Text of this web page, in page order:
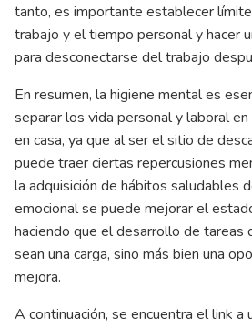
tanto, es importante establecer
trabajo y el tiempo personal y hacer
para desconectarse del trabajo
En resumen, la higiene mental es
separar los vida personal y laboral
en casa, ya que al ser el sitio de
puede traer ciertas repercusiones
la adquisición de hábitos saludables
emocional se puede mejorar el
haciendo que el desarrollo de tareas
sean una carga, sino más bien una
mejora.
A continuación, se encuentra el link a